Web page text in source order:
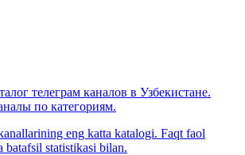
телеграм каналов в Узбекистане.
по категориям.
eng katta katalogi. Faqt faol
batafsil statistikasi bilan.